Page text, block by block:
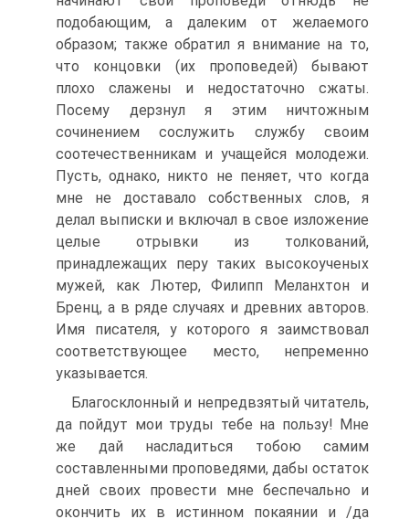
подобающим, а далеким от желаемого
образом; также обратил я внимание на то,
что концовки (их проповедей) бывают
плохо слажены и недостаточно сжаты.
Посему дерзнул я этим ничтожным
сочинением сослужить службу своим
соотечественникам и учащейся молодежи.
Пусть, однако, никто не пеняет, что когда
мне не доставало собственных слов, я
делал выписки и включал в свое изложение
целые отрывки из толкований,
принадлежащих перу таких высокоученых
мужей, как Лютер, Филипп Меланхтон и
Бренц, а в ряде случаях и древних авторов.
Имя писателя, у которого я заимствовал
соответствующее место, непременно
указывается.
Благосклонный и непредвзятый читатель,
да пойдут мои труды тебе на пользу! Мне
же дай насладиться тобою самим
составленными проповедями, дабы остаток
дней своих провести мне беспечально и
окончить их в истинном покаянии и /да